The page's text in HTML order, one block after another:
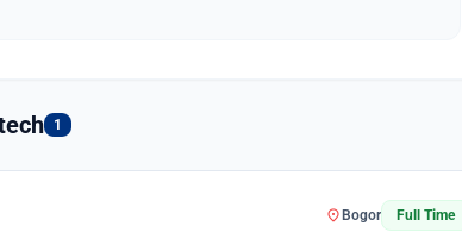
1
location_onBogor Full Time